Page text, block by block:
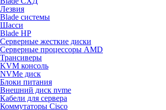
Лезвия
Blade системы
Шасси
Blade HP
Серверные жесткие диски
Серверные процессоры AMD
Трансиверы
KVM консоль
NVMe диск
Блоки питания
Внешний диск nvme
Кабели для сервера
Коммутаторы Cisco